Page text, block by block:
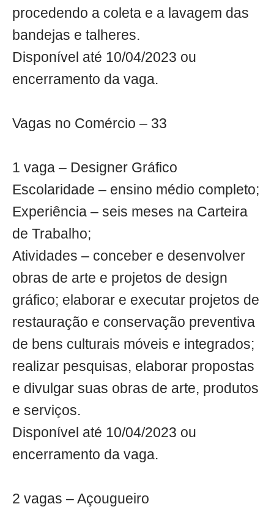
procedendo a coleta e a lavagem das
bandejas e talheres.
Disponível até 10/04/2023 ou
encerramento da vaga.
Vagas no Comércio – 33
1 vaga – Designer Gráfico
Escolaridade – ensino médio completo;
Experiência – seis meses na Carteira
de Trabalho;
Atividades – conceber e desenvolver
obras de arte e projetos de design
gráfico; elaborar e executar projetos de
restauração e conservação preventiva
de bens culturais móveis e integrados;
realizar pesquisas, elaborar propostas
e divulgar suas obras de arte, produtos
e serviços.
Disponível até 10/04/2023 ou
encerramento da vaga.
2 vagas – Açougueiro